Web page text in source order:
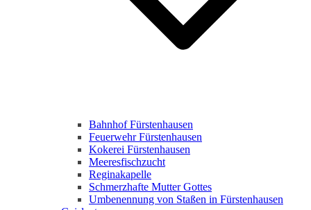
Bahnhof Fürstenhausen
Feuerwehr Fürstenhausen
Kokerei Fürstenhausen
Meeresfischzucht
Reginakapelle
Schmerzhafte Mutter Gottes
Umbenennung von Staßen in Fürstenhausen